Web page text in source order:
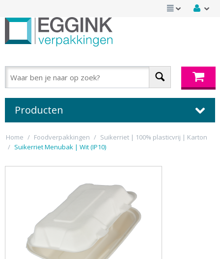
Producten
Home / Foodverpakkingen / Suikerriet | 100% plasticvrij | Karton
/ Suikerriet Menubak | Wit (IP10)